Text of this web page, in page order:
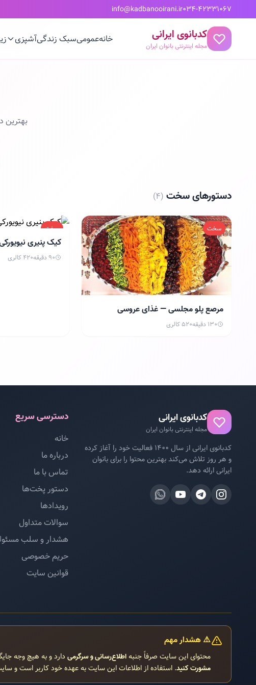
034-42331067
info@kadbanooirani.ir
کدبانوی ایرانی
مجله اینترنتی بانوان ایران
خانهعمومیسبک زندگیآشپزی
بهترین
دستورهای سخت (۴)
سخت
مرصع پلو مجلسی — غذای عروسی
کرمانشاه
130 دقیقه 520 کالری
سخت
کیک پنیری
90 دقیقه 420 کالری
کدبانوی ایرانی
مجله اینترنتی بانوان ایران
کدبانوی ایرانی از سال ۱۴۰۰ فعالیت خود را آغاز کرده
و هر روز تلاش می‌کند بهترین محتوا را برای بانوان
ایرانی ارائه دهد.
دسترسی سریع
خانه
درباره ما
تماس با ما
دستور پخت‌ها
رویدادها
سوالات متداول
هشدار و سلب
حریم خصوصی
قوانین سایت
⚠️ هشدار مهم
محتوای این سایت صرفاً جنبهاطلاع‌رسانی و سرگرمی دارد و به هیچ وجه
مشورت کنید. استفاده از اطلاعات این سایت به عهده خود کاربر است و